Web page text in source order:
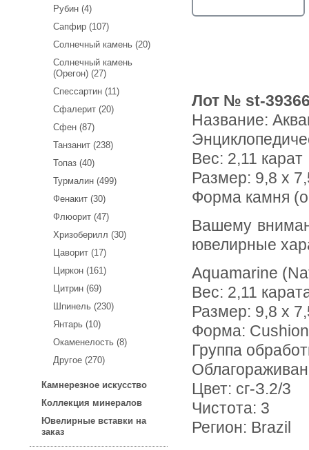
Рубин (4)
Сапфир (107)
Солнечный камень (20)
Солнечный камень
(Орегон) (27)
Спессартин (11)
Сфалерит (20)
Сфен (87)
Танзанит (238)
Топаз (40)
Турмалин (499)
Фенакит (30)
Флюорит (47)
Хризоберилл (30)
Цаворит (17)
Циркон (161)
Цитрин (69)
Шпинель (230)
Янтарь (10)
Окаменелость (8)
Другое (270)
Камнерезное искусство
Коллекция минералов
Ювелирные вставки на
заказ
Лот № st-
Название:
Вес: 2,11 карат
Размер: 9,8 x
Форма камня
Вашему вниманию предлагается аквамарин! Ниже приводятся
ювелирные
Aquamarine
Вес: 2,11
Размер: 9,8 х
Форма: Cushion
Группа
Цвет: сг-З.2/3
Чистота: 3
Регион: Brazil